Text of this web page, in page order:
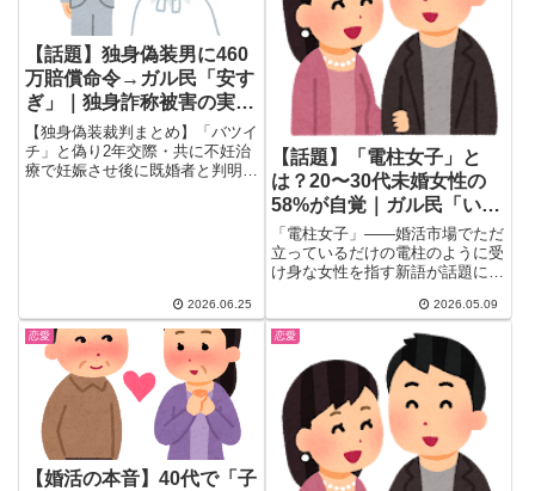
【話題】独身偽装男に460
万賠償命令→ガル民「安す
ぎ」｜独身詐称被害の実態
と自衛策
【独身偽装裁判まとめ】「バツイ
チ」と偽り2年交際・共に不妊治
療で妊娠させ後に既婚者と判明。
2026.06.25
【話題】「電柱女子」と
は？20〜30代未婚女性の
58%が自覚｜ガル民「いつ
も女性にスポット当てられ
る」と本音炸裂
「電柱女子」——婚活市場でただ
立っているだけの電柱のように受
け身な女性を指す新語が話題に。
2026.05.09
恋愛
【婚活の本音】40代で「子
恋愛